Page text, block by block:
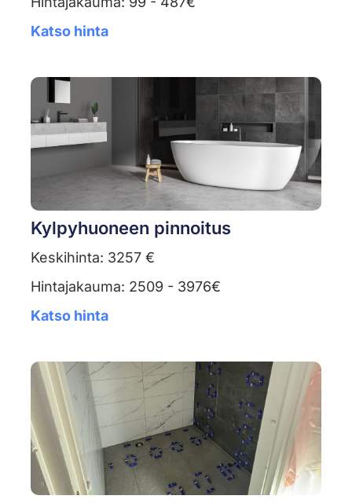
Katso hinta
Kylpyhuoneen pinnoitus
Keskihinta: 3257 €
Hintajakauma: 2509 - 3976€
Katso hinta